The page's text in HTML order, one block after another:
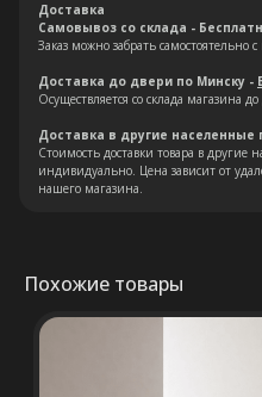
Доставка
Самовывоз со склада -
Заказ можно забрать самостоятельно
Доставка до двери по Минску -
Осуществляется со склада магазина
Доставка в другие населенные
Стоимость доставки товара в другие
индивидуально. Цена зависит от
нашего магазина.
Похожие товары
Остались
насколько важно сделать
правильный выбор.